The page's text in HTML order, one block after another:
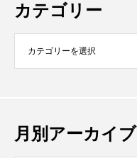
カテゴリー
月別アーカイブ